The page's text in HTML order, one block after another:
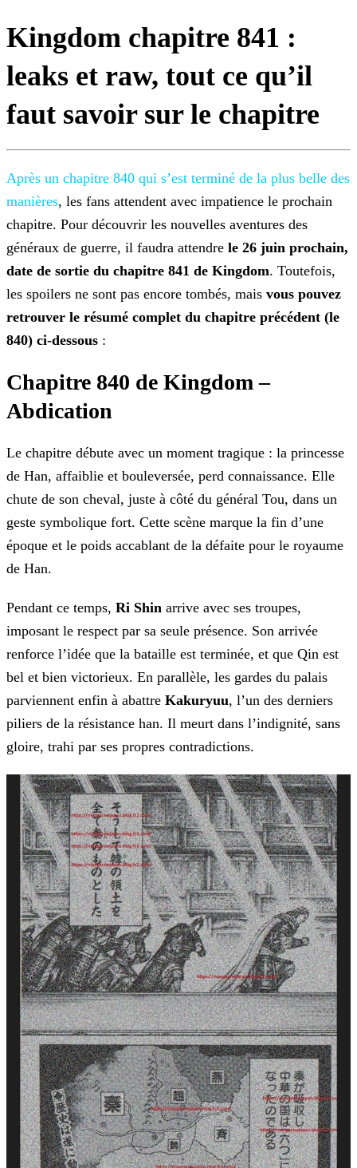
Kingdom chapitre 841 :
leaks et raw, tout ce qu’il
faut savoir sur le chapitre
Après un chapitre 840 qui s’est terminé de la plus belle des
manières, les fans attendent avec impatience le prochain
chapitre. Pour découvrir les nouvelles aventures des
généraux de guerre, il faudra attendre le 26 juin prochain,
date de sortie du chapitre 841 de Kingdom. Toutefois,
les spoilers ne sont pas encore tombés, mais vous pouvez
retrouver le résumé complet du chapitre précédent (le
840) ci-dessous :
Chapitre 840 de Kingdom –
Abdication
Le chapitre débute avec un moment tragique : la princesse
de Han, affaiblie et bouleversée, perd connaissance. Elle
chute de son cheval, juste à côté du général Tou, dans un
geste symbolique fort. Cette scène marque la fin d’une
époque et le poids accablant de la défaite pour le royaume
de Han.
Pendant ce temps, Ri Shin arrive avec ses troupes,
imposant le respect par sa seule présence. Son arrivée
renforce l’idée que la bataille est terminée, et que Qin est
bel et bien victorieux. En parallèle, les gardes du palais
parviennent enfin à abattre Kakuryuu, l’un des derniers
piliers de la résistance han. Il meurt dans l’indignité, sans
gloire, trahi par ses propres contradictions.